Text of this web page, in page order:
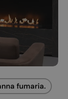
fumaria.